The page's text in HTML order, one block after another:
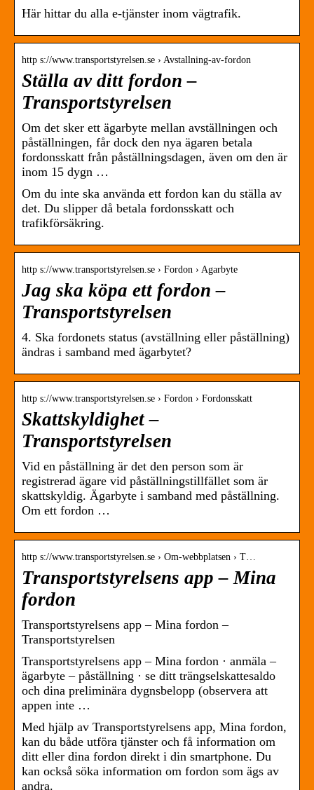
Här hittar du alla e-tjänster inom vägtrafik.
http s://www.transportstyrelsen.se › Avstallning-av-fordon
Ställa av ditt fordon –
Transportstyrelsen
Om det sker ett ägarbyte mellan avställningen och
påställningen, får dock den nya ägaren betala
fordonsskatt från påställningsdagen, även om den är
inom 15 dygn …
Om du inte ska använda ett fordon kan du ställa av
det. Du slipper då betala fordonsskatt och
trafikförsäkring.
http s://www.transportstyrelsen.se › Fordon › Agarbyte
Jag ska köpa ett fordon –
Transportstyrelsen
4. Ska fordonets status (avställning eller påställning)
ändras i samband med ägarbytet?
http s://www.transportstyrelsen.se › Fordon › Fordonsskatt
Skattskyldighet –
Transportstyrelsen
Vid en påställning är det den person som är
registrerad ägare vid påställningstillfället som är
skattskyldig. Ägarbyte i samband med påställning.
Om ett fordon …
http s://www.transportstyrelsen.se › Om-webbplatsen › T…
Transportstyrelsens app – Mina
fordon
Transportstyrelsens app – Mina fordon –
Transportstyrelsen
Transportstyrelsens app – Mina fordon · anmäla –
ägarbyte – påställning · se ditt trängselskattesaldo
och dina preliminära dygnsbelopp (observera att
appen inte …
Med hjälp av Transportstyrelsens app, Mina fordon,
kan du både utföra tjänster och få information om
ditt eller dina fordon direkt i din smartphone. Du
kan också söka information om fordon som ägs av
andra.